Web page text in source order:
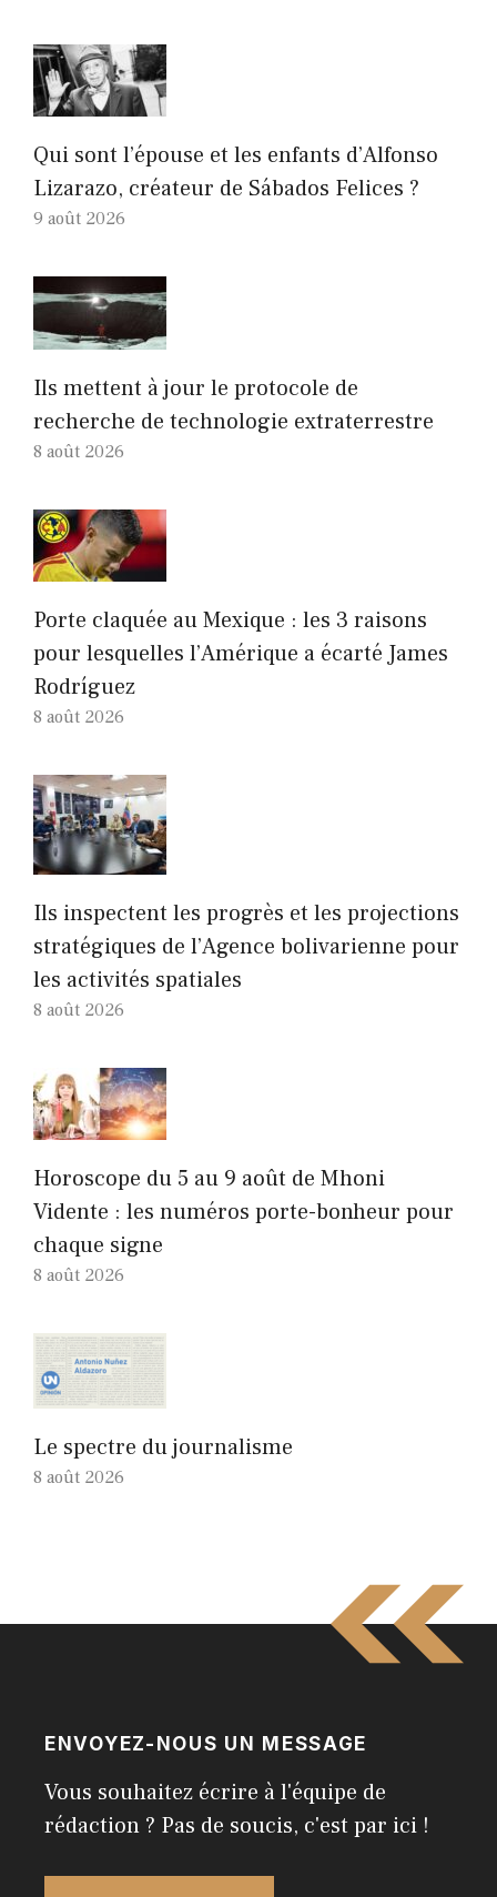
Qui sont l’épouse et les enfants d’Alfonso
Lizarazo, créateur de Sábados Felices ?
9 août 2026
Ils mettent à jour le protocole de
recherche de technologie extraterrestre
8 août 2026
Porte claquée au Mexique : les 3 raisons
pour lesquelles l’Amérique a écarté James
Rodríguez
8 août 2026
Ils inspectent les progrès et les projections
stratégiques de l’Agence bolivarienne pour
les activités spatiales
8 août 2026
Horoscope du 5 au 9 août de Mhoni
Vidente : les numéros porte-bonheur pour
chaque signe
8 août 2026
Le spectre du journalisme
8 août 2026
ENVOYEZ-NOUS UN MESSAGE
Vous souhaitez écrire à l'équipe de
rédaction ? Pas de soucis, c'est par ici !